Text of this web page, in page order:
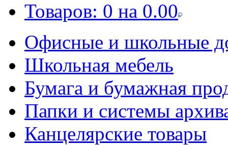
Товаров: 0 на 0.00
Офисные и школьные
Школьная мебель
Бумага и бумажная
Папки и системы
Канцелярские товары